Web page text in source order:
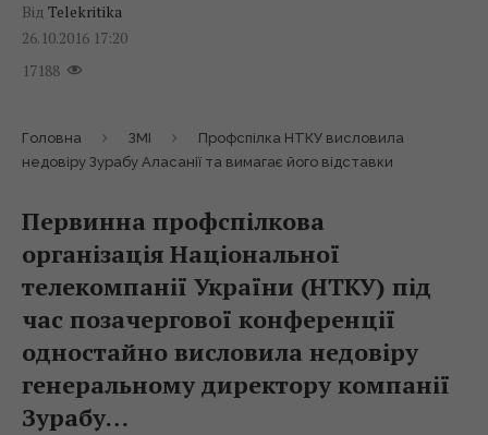
Від Telekritika
26.10.2016 17:20
17188
Головна ЗМІ
Профспілка НТКУ висловила
недовіру Зурабу Аласанії та вимагає його відставки
Первинна профспілкова
організація Національної
телекомпанії України (НТКУ) під
час позачергової конференції
одностайно висловила недовіру
генеральному директору компанії
Зурабу…